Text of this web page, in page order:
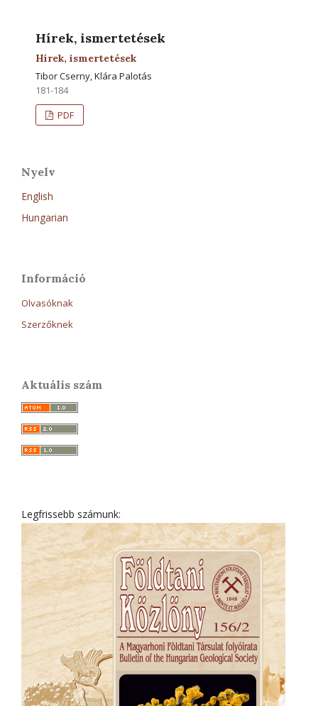
Hírek, ismertetések
Hírek, ismertetések
Tibor Cserny, Klára Palotás
181-184
PDF
Nyelv
English
Hungarian
Információ
Olvasóknak
Szerzőknek
Aktuális szám
Legfrissebb számunk: